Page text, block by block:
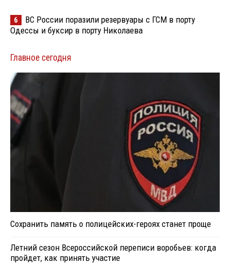
6
ВС России поразили резервуары с ГСМ в порту
Одессы и буксир в порту Николаева
Главное сегодня
Сохранить память о полицейских-героях станет проще
Летний сезон Всероссийской переписи воробьев: когда
пройдет, как принять участие